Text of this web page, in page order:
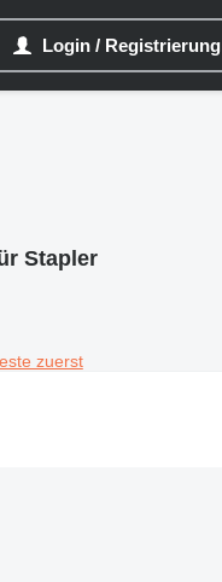
Login / Registrierung
Stapler
zuerst